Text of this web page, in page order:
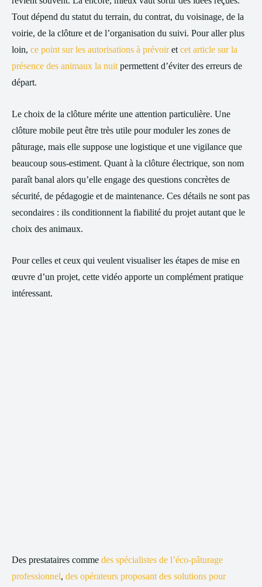
Tout dépend du statut du terrain, du contrat, du voisinage, de la
voirie, de la clôture et de l’organisation du suivi. Pour aller plus
loin, ce point sur les autorisations à prévoiret cet article sur la
présence des animaux la nuit permettent d’éviter des erreurs de
départ.
Le choix de la clôture mérite une attention particulière. Une
clôture mobile peut être très utile pour moduler les zones de
pâturage, mais elle suppose une logistique et une vigilance que
beaucoup sous-estiment. Quant à la clôture électrique, son nom
paraît banal alors qu’elle engage des questions concrètes de
sécurité, de pédagogie et de maintenance. Ces détails ne sont pas
secondaires : ils conditionnent la fiabilité du projet autant que le
choix des animaux.
Pour celles et ceux qui veulent visualiser les étapes de mise en
œuvre d’un projet, cette vidéo apporte un complément pratique
intéressant.
Des prestataires comme des spécialistes de l’éco-pâturage
professionnel, des opérateurs proposant des solutions pour